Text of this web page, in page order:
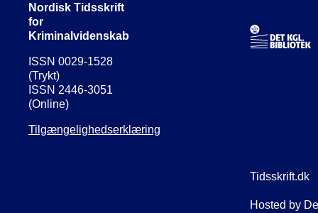
Nordisk Tidsskrift
for
Kriminalvidenskab
ISSN 0029-1528
(Trykt)
ISSN 2446-3051
(Online)
Tilgængelighedserklæring